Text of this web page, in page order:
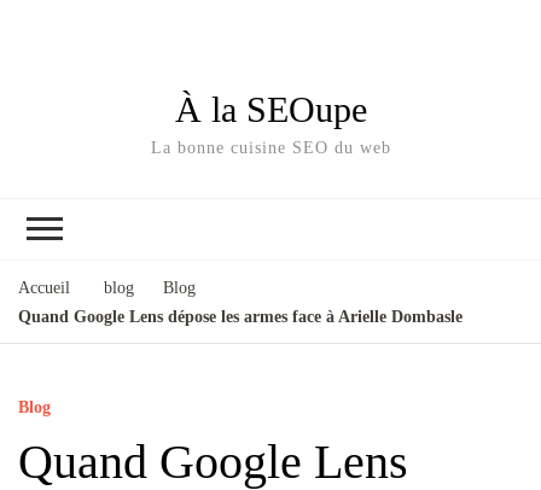
À la SEOupe
La bonne cuisine SEO du web
Accueil blog
Blog
Quand Google Lens dépose les armes face à Arielle Dombasle
Blog
Quand Google Lens